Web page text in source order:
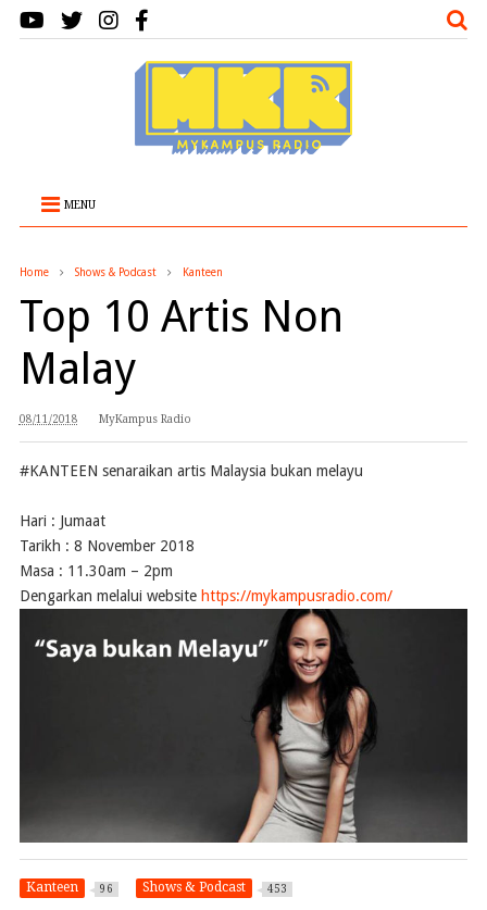
MENU
Home Shows & Podcast Kanteen
Top 10 Artis Non
Malay
08/11/2018 MyKampus Radio
#KANTEEN senaraikan artis Malaysia bukan melayu
Hari : Jumaat
Tarikh : 8 November 2018
Masa : 11.30am – 2pm
Dengarkan melalui websitehttps://mykampusradio.com/
Kanteen 96 Shows & Podcast 453